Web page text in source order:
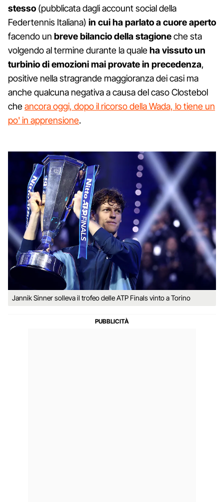
stesso (pubblicata dagli account social della
Federtennis Italiana) in cui ha parlato a cuore aperto
facendo un breve bilancio della stagioneche sta
volgendo al termine durante la qualeha vissuto un
turbinio di emozioni mai provate in precedenza,
positive nella stragrande maggioranza dei casi ma
anche qualcuna negativa a causa del caso Clostebol
cheancora oggi, dopo il ricorso della Wada, lo tiene un
po' in apprensione.
Jannik Sinner solleva il trofeo delle ATP Finals vinto a Torino